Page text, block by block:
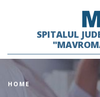
SPITALUL
HOME